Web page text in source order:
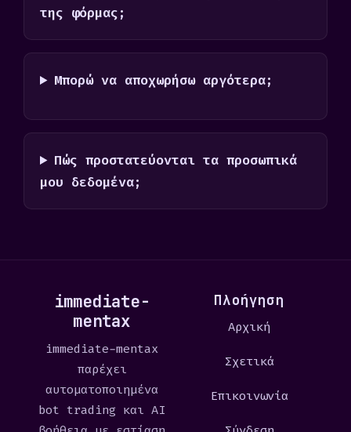
της φόρμας;
Μπορώ να αποχωρήσω αργότερα;
Πώς προστατεύονται τα προσωπικά
μου δεδομένα;
immediate-
mentax
immediate-mentax
παρέχει
αυτοματοποιημένα
bot trading και AI
Πλοήγηση
Αρχική
Σχετικά
Επικοινωνία